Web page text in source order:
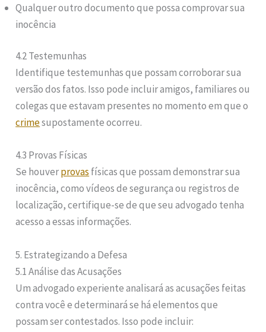
Qualquer outro documento que possa comprovar sua
inocência
4.2 Testemunhas
Identifique testemunhas que possam corroborar sua
versão dos fatos. Isso pode incluir amigos, familiares ou
colegas que estavam presentes no momento em que o
crimesupostamente ocorreu.
4.3 Provas Físicas
Se houverprovas físicas que possam demonstrar sua
inocência, como vídeos de segurança ou registros de
localização, certifique-se de que seu advogado tenha
acesso a essas informações.
5. Estrategizando a Defesa
5.1 Análise das Acusações
Um advogado experiente analisará as acusações feitas
contra você e determinará se há elementos que
possam ser contestados. Isso pode incluir: